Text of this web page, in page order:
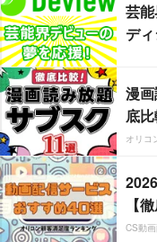
芸
デ
漫
底比
オリコ
【
CS動